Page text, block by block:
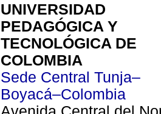
UNIVERSIDAD
PEDAGÓGICA Y
TECNOLÓGICA DE
COLOMBIA
Sede Central Tunja–
Boyacá–Colombia